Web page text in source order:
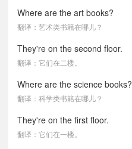
Where are the art books?
翻译：艺术类书籍在哪儿？
They're on the second floor.
翻译：它们在二楼。
Where are the science books?
翻译：科学类书籍在哪儿？
They're on the first floor.
翻译：它们在一楼。